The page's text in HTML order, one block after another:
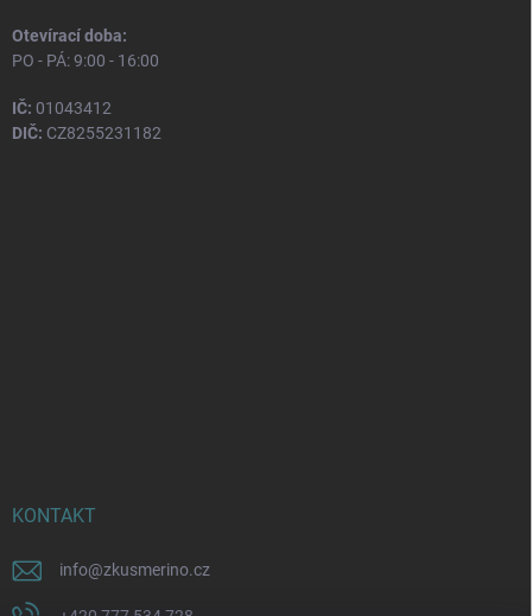
Otevírací doba:
PO - PÁ: 9:00 - 16:00
IČ: 01043412
DIČ: CZ8255231182
KONTAKT
info@zkusmerino.cz